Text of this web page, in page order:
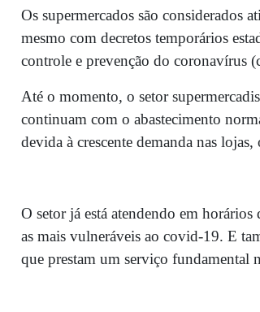
Os supermercados são considerados
mesmo com decretos temporários
controle e prevenção do coronavírus
Até o momento, o setor
continuam com o abastecimento
devida à crescente demanda nas
O setor já está atendendo em horários
as mais vulneráveis ao covid-19. E
que prestam um serviço fundamental